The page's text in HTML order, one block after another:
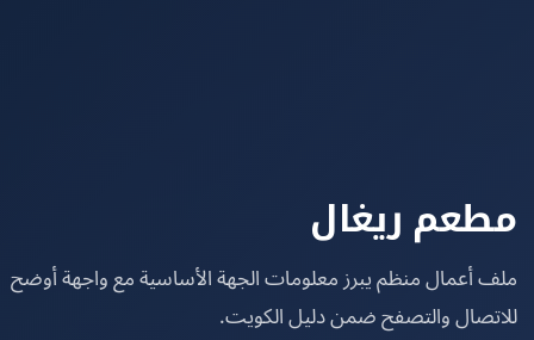
ريغال
منظم يبرز معلومات الجهة الأساسية مع واجهة أوضح
والتصفح ضمن دليل الكويت.